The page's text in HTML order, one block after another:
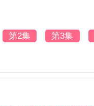
第2集 第3集